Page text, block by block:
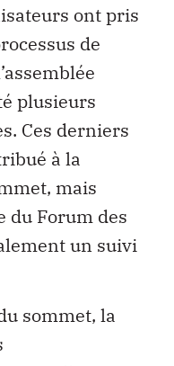
ont pris
de
plusieurs
Ces derniers
à la
mais
du Forum des
un suivi
sommet, la